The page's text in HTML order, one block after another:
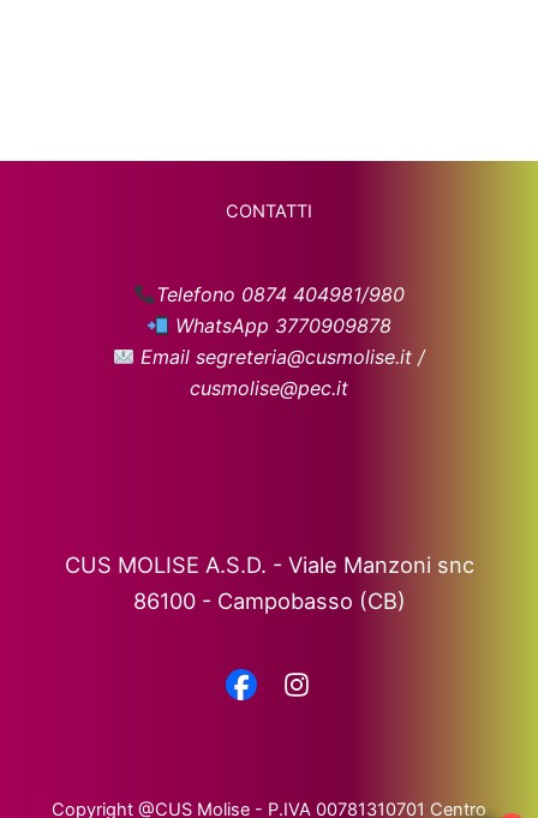
CONTATTI
Telefono 0874 404981/980
WhatsApp 3770909878
Email segreteria@cusmolise.it /
cusmolise@pec.it
CUS MOLISE A.S.D. - Viale Manzoni snc
86100 - Campobasso (CB)
Copyright @CUS Molise - P.IVA 00781310701 Centro